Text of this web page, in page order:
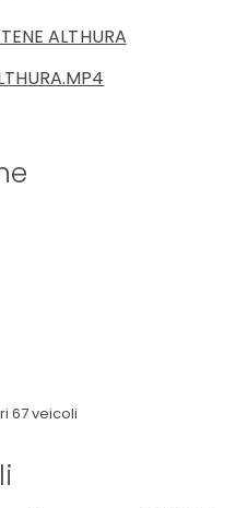
ALTHURA
67 veicoli